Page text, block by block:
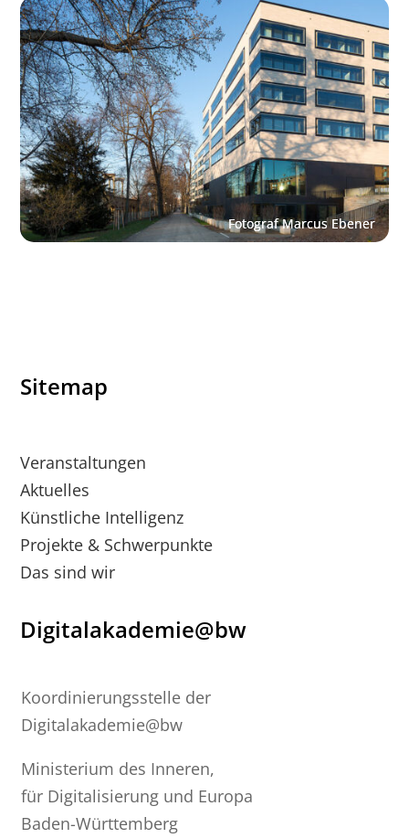
Sitemap
Veranstaltungen
Aktuelles
Künstliche Intelligenz
Projekte & Schwerpunkte
Das sind wir
Digitalakademie@bw
Koordinierungsstelle der
Digitalakademie@bw
Ministerium des Inneren,
für Digitalisierung und Europa
Baden-Württemberg